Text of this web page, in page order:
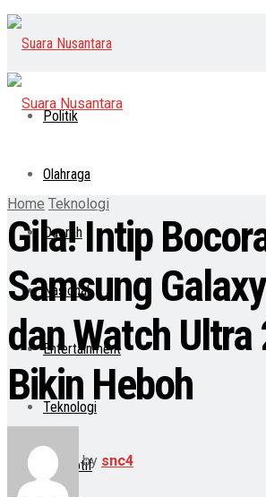
Politik
Olahraga
Daerah
Nasional
Entertainment
Teknologi
Otomotif
Home Teknologi
Gila! Intip
Samsung
dan Watch Ultra
Bikin Heboh
by snc4